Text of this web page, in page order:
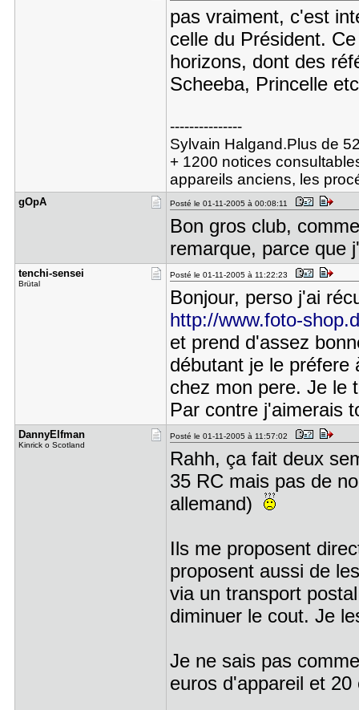
pas vraiment, c'est
celle du Président.
horizons, dont des
Scheeba, Princelle
---------------
Sylvain Halgand.Plus de
+ 1200 notices
appareils anciens, les
gOpA Posté le 01-11-2005 à 00:08:11
Bon gros club,
remarque, parce que
tenchi-sen​sei
Brütal
Posté le 01-11-2005 à 11:22:23
Bonjour, perso j'ai
http://www.foto-
et prend d'assez
débutant je le préfere
chez mon pere. Je le
Par contre j'aimerais
DannyElfma​n
Kinrick o Scotland
Posté le 01-11-2005 à 11:57:02
Rahh, ça fait deux
35 RC mais pas de
allemand)
Ils me proposent
proposent aussi de
via un transport
diminuer le cout. Je
Je ne sais pas
euros d'appareil et